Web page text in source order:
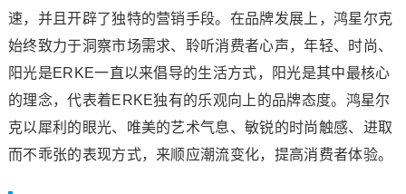
速，并且开辟了独特的营销手段。在品牌发展上，鸿星尔克
始终致力于洞察市场需求、聆听消费者心声，年轻、时尚、
阳光是ERKE一直以来倡导的生活方式，阳光是其中最核心
的理念，代表着ERKE独有的乐观向上的品牌态度。鸿星尔
克以犀利的眼光、唯美的艺术气息、敏锐的时尚触感、进取
而不乖张的表现方式，来顺应潮流变化，提高消费者体验。